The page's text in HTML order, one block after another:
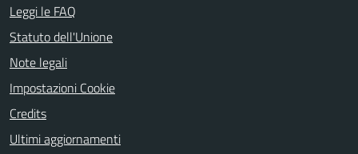
Leggi le FAQ
Statuto dell'Unione
Note legali
Impostazioni Cookie
Credits
Ultimi aggiornamenti